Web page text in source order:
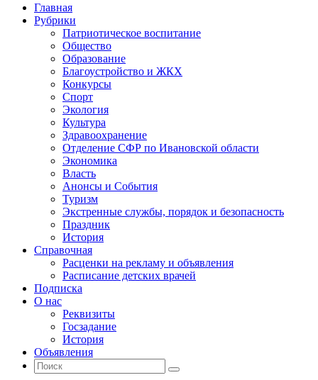
Промотать
содержимому
Главная
Рубрики
Патриотическое воспитание
Общество
Образование
Благоустройство и ЖКХ
Конкурсы
Спорт
Экология
Культура
Здравоохранение
Отделение СФР по Ивановской области
Экономика
Власть
Анонсы и События
Туризм
Экстренные службы, порядок и безопасность
Праздник
История
Справочная
Расценки на рекламу и объявления
Расписание детских врачей
Подписка
О нас
Реквизиты
Госзадание
История
Объявления
Поиск
Искать:
Поиск